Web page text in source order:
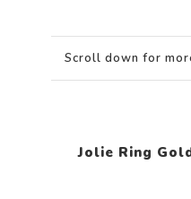
Scroll down for
Jolie Ring